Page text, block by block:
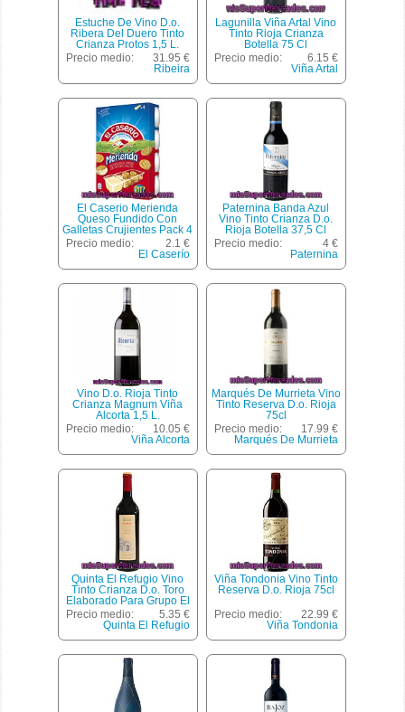
Estuche De Vino D.o.
Ribera Del Duero Tinto
Crianza Protos 1,5 L.
Precio medio:
31.95 €
Ribeira
Lagunilla Viña Artal Vino
Tinto Rioja Crianza
Botella 75 Cl
Precio medio:
6.15 €
Viña Artal
El Caserio Merienda
Queso Fundido Con
Galletas Crujientes Pack 4
Tarrinas Caja 184 G
Precio medio:
2.1 €
El Caserío
Paternina Banda Azul
Vino Tinto Crianza D.o.
Rioja Botella 37,5 Cl
Precio medio:
4 €
Paternina
Vino D.o. Rioja Tinto
Crianza Magnum Viña
Alcorta 1,5 L.
Precio medio:
10.05 €
Viña Alcorta
Marqués De Murrieta Vino
Tinto Reserva D.o. Rioja
75cl
Precio medio:
17.99 €
Marqués De Murrieta
Quinta El Refugio Vino
Tinto Crianza D.o. Toro
Elaborado Para Grupo El
Corte Inglés Botella 75 Cl
Precio medio:
5.35 €
Quinta El Refugio
Viña Tondonia Vino Tinto
Reserva D.o. Rioja 75cl
Precio medio:
22.99 €
Viña Tondonia